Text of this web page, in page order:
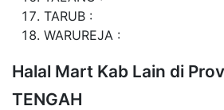
TARUB :
WARUREJA :
Halal Mart Kab Lain di
TENGAH